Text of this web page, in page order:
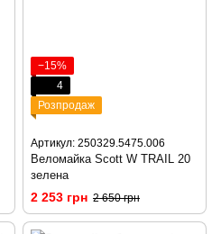
−15%
4
Розпродаж
Артикул: 250329.5475.006
Веломайка Scott W TRAIL 20
зелена
2 253 грн 2 650 грн